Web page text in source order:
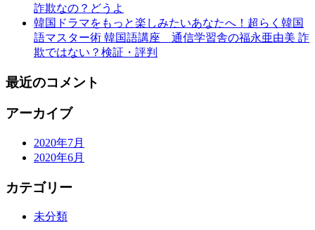
詐欺なの？どうよ
韓国ドラマをもっと楽しみたいあなたへ！超らく韓国
語マスター術 韓国語講座 通信学習舎の福永亜由美 詐
欺ではない？検証・評判
最近のコメント
アーカイブ
2020年7月
2020年6月
カテゴリー
未分類